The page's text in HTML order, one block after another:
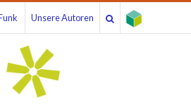
Unsere Autoren